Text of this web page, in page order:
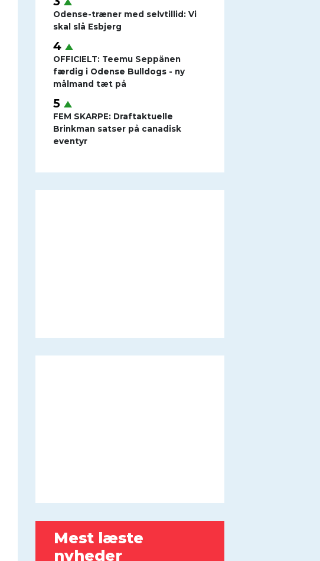
Odense-træner med selvtillid: Vi
skal slå Esbjerg
OFFICIELT: Teemu Seppänen
færdig i Odense Bulldogs - ny
målmand tæt på
FEM SKARPE: Draftaktuelle
Brinkman satser på canadisk
eventyr
Mest læste
nyheder